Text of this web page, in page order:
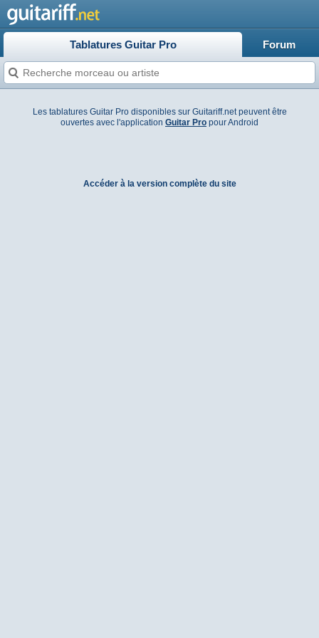
Tablatures Guitar Pro Forum
Les tablatures Guitar Pro disponibles sur Guitariff.net peuvent être
ouvertes avec l'application Guitar Pro pour Android
Accéder à la version complète du site